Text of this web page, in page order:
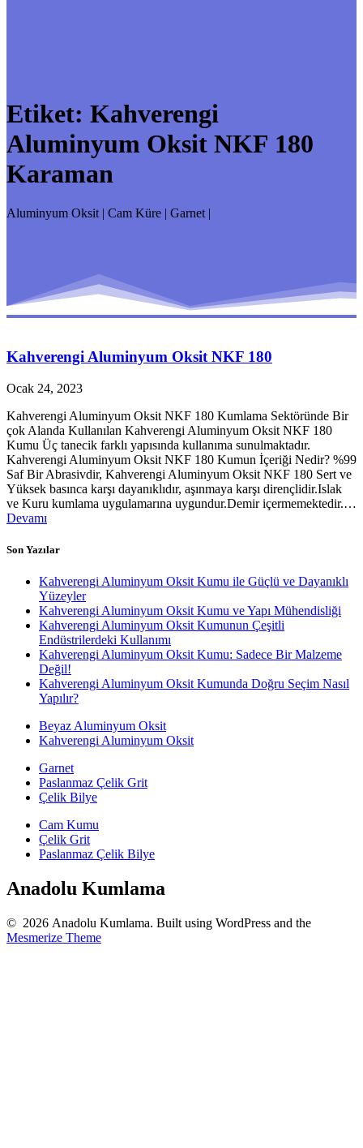
Etiket: Kahverengi
Aluminyum Oksit NKF 180
Karaman
Aluminyum Oksit | Cam Küre | Garnet |
Kahverengi Aluminyum Oksit NKF 180
Ocak 24, 2023
Kahverengi Aluminyum Oksit NKF 180 Kumlama Sektöründe Bir
çok Alanda Kullanılan Kahverengi Aluminyum Oksit NKF 180
Kumu Üç tanecik farklı yapısında kullanıma sunulmaktadır.
Kahverengi Aluminyum Oksit NKF 180 Kumun İçeriği Nedir? %99
Saf Bir Abrasivdir, Kahverengi Aluminyum Oksit NKF 180 Sert ve
Yüksek basınca karşı dayanıklıdır, aşınmaya karşı dirençlidir.Islak
ve Kuru kumlama uygulamarına uygundur.Demir içermemektedir.…
Devamı
Son Yazılar
Kahverengi Aluminyum Oksit Kumu ile Güçlü ve Dayanıklı
Yüzeyler
Kahverengi Aluminyum Oksit Kumu ve Yapı Mühendisliği
Kahverengi Aluminyum Oksit Kumunun Çeşitli
Endüstrilerdeki Kullanımı
Kahverengi Aluminyum Oksit Kumu: Sadece Bir Malzeme
Değil!
Kahverengi Aluminyum Oksit Kumunda Doğru Seçim Nasıl
Yapılır?
Beyaz Aluminyum Oksit
Kahverengi Aluminyum Oksit
Garnet
Paslanmaz Çelik Grit
Çelik Bilye
Cam Kumu
Çelik Grit
Paslanmaz Çelik Bilye
Anadolu Kumlama
© 2026 Anadolu Kumlama. Built using WordPress and the
Mesmerize Theme